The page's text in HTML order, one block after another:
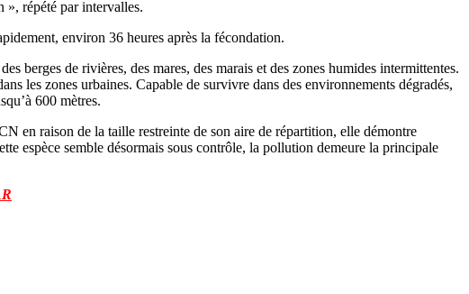
», répété par intervalles.
environ 36 heures après la fécondation.
berges de rivières, des mares, des marais et des zones humides intermittentes.
les zones urbaines. Capable de survivre dans des environnements dégradés,
600 mètres.
en raison de la taille restreinte de son aire de répartition, elle démontre
espèce semble désormais sous contrôle, la pollution demeure la principale